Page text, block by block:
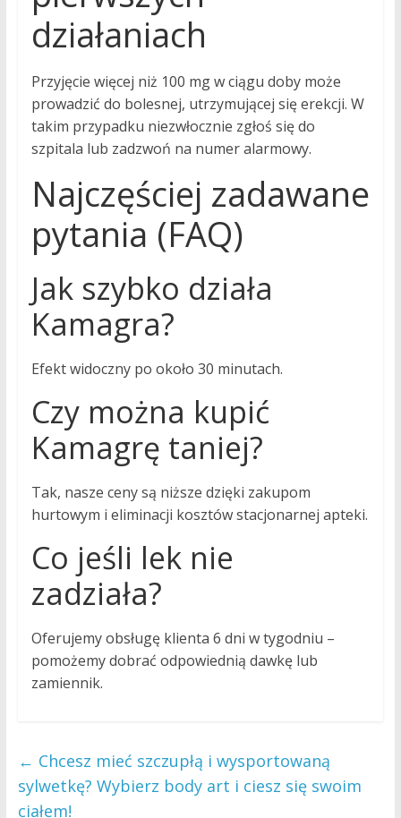
działaniach
Przyjęcie więcej niż 100 mg w ciągu doby może
prowadzić do bolesnej, utrzymującej się erekcji. W
takim przypadku niezwłocznie zgłoś się do
szpitala lub zadzwoń na numer alarmowy.
Najczęściej zadawane
pytania (FAQ)
Jak szybko działa
Kamagra?
Efekt widoczny po około 30 minutach.
Czy można kupić
Kamagrę taniej?
Tak, nasze ceny są niższe dzięki zakupom
hurtowym i eliminacji kosztów stacjonarnej apteki.
Co jeśli lek nie
zadziała?
Oferujemy obsługę klienta 6 dni w tygodniu –
pomożemy dobrać odpowiednią dawkę lub
zamiennik.
← Chcesz mieć szczupłą i wysportowaną
sylwetkę? Wybierz body art i ciesz się swoim
ciałem!